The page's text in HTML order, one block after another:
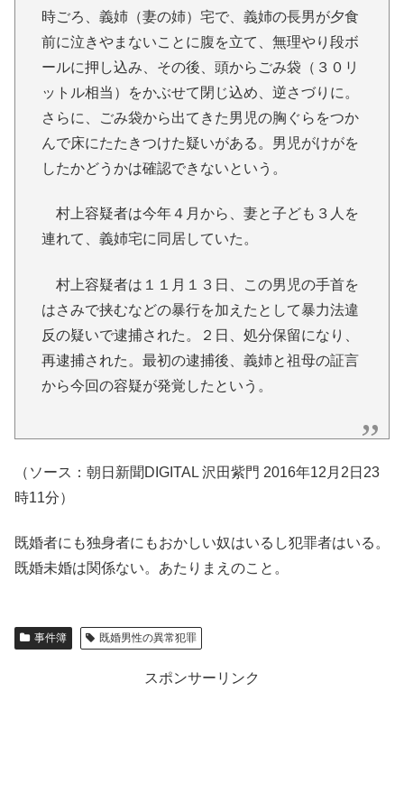
時ごろ、義姉（妻の姉）宅で、義姉の長男が夕食
前に泣きやまないことに腹を立て、無理やり段ボ
ールに押し込み、その後、頭からごみ袋（３０リ
ットル相当）をかぶせて閉じ込め、逆さづりに。
さらに、ごみ袋から出てきた男児の胸ぐらをつか
んで床にたたきつけた疑いがある。男児がけがを
したかどうかは確認できないという。
村上容疑者は今年４月から、妻と子ども３人を
連れて、義姉宅に同居していた。
村上容疑者は１１月１３日、この男児の手首を
はさみで挟むなどの暴行を加えたとして暴力法違
反の疑いで逮捕された。２日、処分保留になり、
再逮捕された。最初の逮捕後、義姉と祖母の証言
から今回の容疑が発覚したという。
（ソース：朝日新聞DIGITAL 沢田紫門 2016年12月2日23
時11分）
既婚者にも独身者にもおかしい奴はいるし犯罪者はいる。
既婚未婚は関係ない。あたりまえのこと。
事件簿 既婚男性の異常犯罪
スポンサーリンク